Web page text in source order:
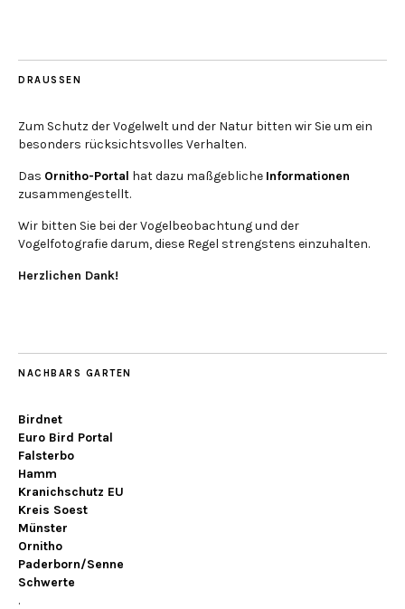
DRAUSSEN
Zum Schutz der Vogelwelt und der Natur bitten wir Sie um ein
besonders rücksichtsvolles Verhalten.
Das Ornitho-Portal hat dazu maßgebliche Informationen
zusammengestellt.
Wir bitten Sie bei der Vogelbeobachtung und der
Vogelfotografie darum, diese Regel strengstens einzuhalten.
Herzlichen Dank!
NACHBARS GARTEN
Birdnet
Euro Bird Portal
Falsterbo
Hamm
Kranichschutz EU
Kreis Soest
Münster
Ornitho
Paderborn/Senne
Schwerte
.